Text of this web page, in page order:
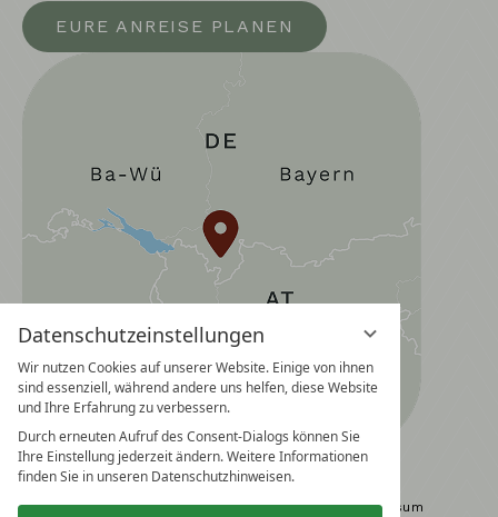
Datenschutzeinstellungen
Wir nutzen Cookies auf unserer Website. Einige von ihnen
sind essenziell, während andere uns helfen, diese Website
und Ihre Erfahrung zu verbessern.
Durch erneuten Aufruf des Consent-Dialogs können Sie
Ihre Einstellung jederzeit ändern. Weitere Informationen
finden Sie in unseren Datenschutzhinweisen.
EURE ANREISE PLANEN
DatenschutzDatenschutzeinstellungenImpressum